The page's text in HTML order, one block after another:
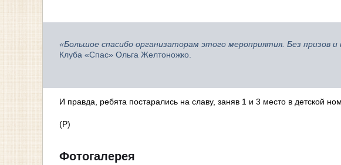
«Большое спасибо организаторам этого мероприятия. Без призов
Клуба «Спас» Ольга Желтоножко.
И правда, ребята постарались на славу, заняв 1 и 3 место в детской
(Р)
Фотогалерея